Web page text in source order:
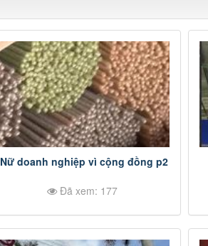
Nữ doanh nghiệp vì cộng đồng p2
Đã xem: 177